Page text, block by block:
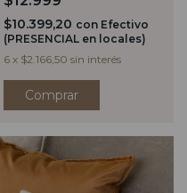
$10.399,20 con Efectivo
(PRESENCIAL en locales)
6 x $2.166,50 sin interés